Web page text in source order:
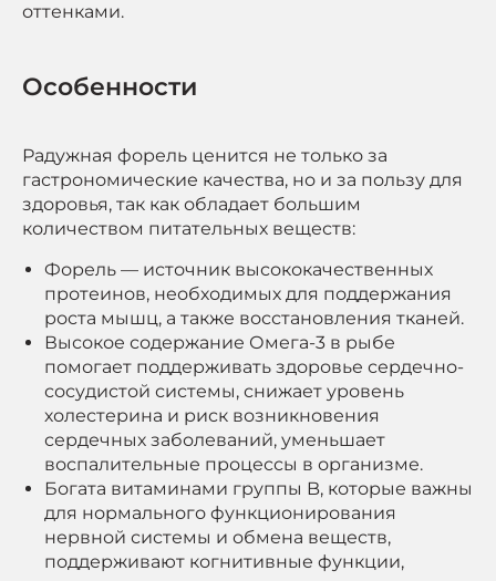
оттенками.
Особенности
Радужная форель ценится не только за
гастрономические качества, но и за пользу для
здоровья, так как обладает большим
количеством питательных веществ:
Форель — источник высококачественных
протеинов, необходимых для поддержания
роста мышц, а также восстановления тканей.
Высокое содержание Омега-3 в рыбе
помогает поддерживать здоровье сердечно-
сосудистой системы, снижает уровень
холестерина и риск возникновения
сердечных заболеваний, уменьшает
воспалительные процессы в организме.
Богата витаминами группы B, которые важны
для нормального функционирования
нервной системы и обмена веществ,
поддерживают когнитивные функции,